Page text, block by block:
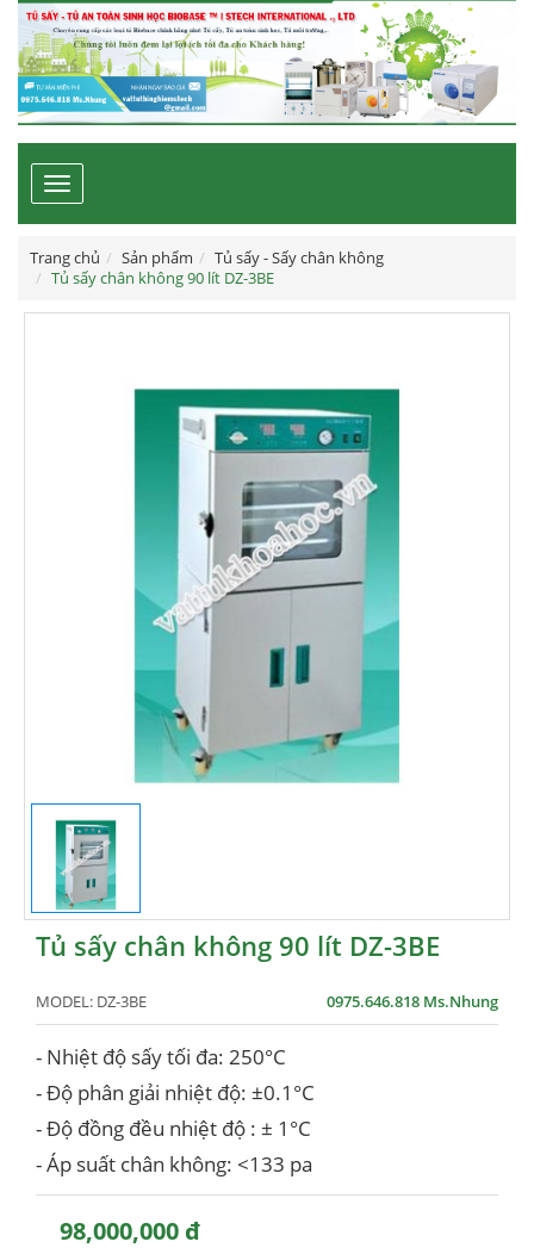
Toggle
navigation
Trang chủ Sản phẩm
Tủ sấy - Sấy chân không
Tủ sấy chân không 90 lít DZ-3BE
Tủ sấy chân không 90 lít DZ-3BE
MODEL: DZ-3BE 0975.646.818 Ms.Nhung
- Nhiệt độ sấy tối đa: 250°C
- Độ phân giải nhiệt độ: ±0.1°C
- Độ đồng đều nhiệt độ : ± 1°C
- Áp suất chân không: <133 pa
98,000,000 đ